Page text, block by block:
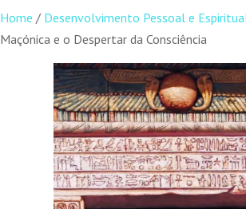
Home / Desenvolvimento Pessoal e
Maçónica e o Despertar da Consciência